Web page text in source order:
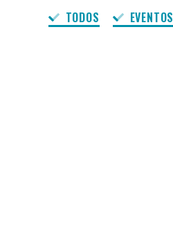
TODOS EVENTOS